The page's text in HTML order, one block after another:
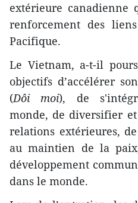
extérieure canadienne
renforcement des
Pacifique.
Le Vietnam, a-t-il
objectifs d’accélérer
(Dôi moi), de
monde, de diversifier
relations extérieures,
au maintien de la
développement
dans le monde.